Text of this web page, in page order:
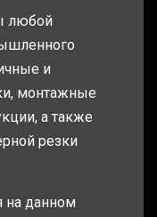
любой
и
монтажные
а также
резки
на данном